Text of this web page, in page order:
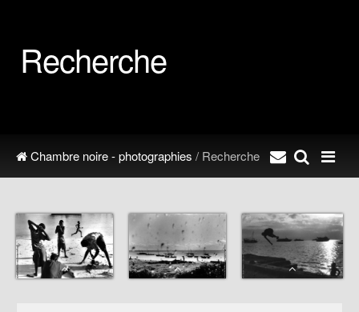
Recherche
Chambre noire - photographies / Recherche